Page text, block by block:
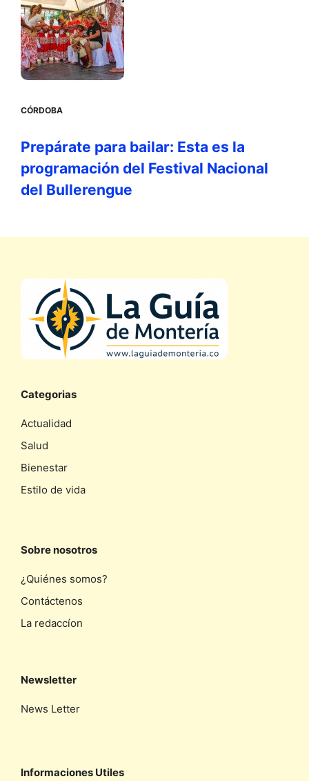
CÓRDOBA
Prepárate para bailar: Esta es la
programación del Festival Nacional
del Bullerengue
Categorias
Actualidad
Salud
Bienestar
Estilo de vida
Sobre nosotros
¿Quiénes somos?
Contáctenos
La redaccíon
Newsletter
News Letter
Informaciones Utiles